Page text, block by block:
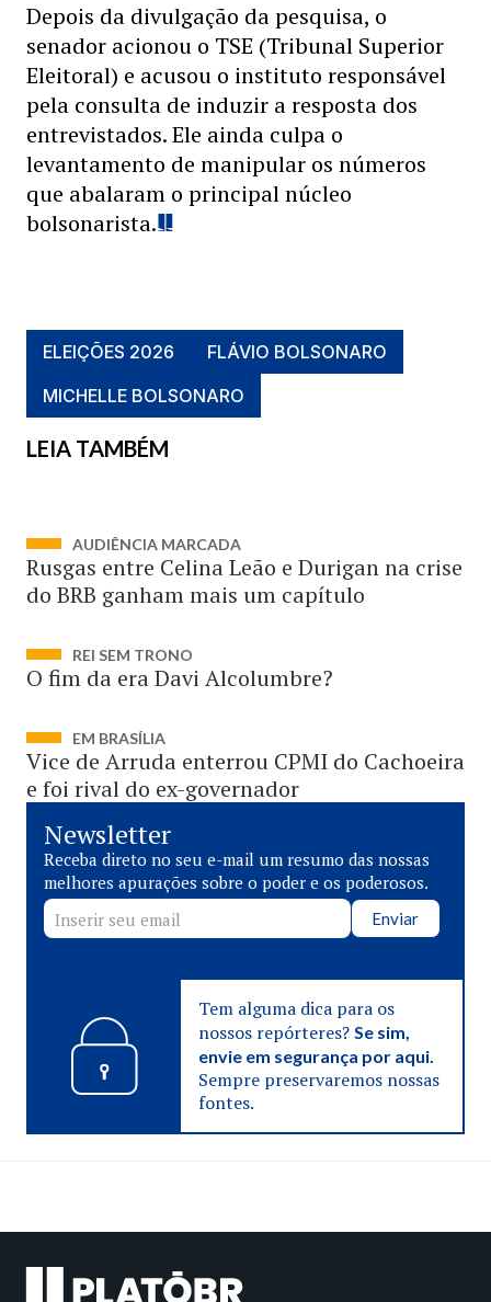
Depois da divulgação da pesquisa, o
senador acionou o TSE (Tribunal Superior
Eleitoral) e acusou o instituto responsável
pela consulta de induzir a resposta dos
entrevistados. Ele ainda culpa o
levantamento de manipular os números
que abalaram o principal núcleo
bolsonarista.
ELEIÇÕES 2026
FLÁVIO BOLSONARO
MICHELLE BOLSONARO
LEIA TAMBÉM
AUDIÊNCIA MARCADA
Rusgas entre Celina Leão e Durigan na crise
do BRB ganham mais um capítulo
REI SEM TRONO
O fim da era Davi Alcolumbre?
EM BRASÍLIA
Vice de Arruda enterrou CPMI do Cachoeira
e foi rival do ex-governador
Newsletter
Receba direto no seu e-mail um resumo das nossas
melhores apurações sobre o poder e os poderosos.
Enviar
Tem alguma dica para os
nossos repórteres? Se sim,
envie em segurança por aqui.
Sempre preservaremos nossas
fontes.